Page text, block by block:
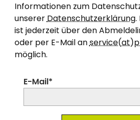
Informationen zum
unsererDatenschutzerklärung.
ist jederzeit über den
oder per E-Mail an
möglich.
E-Mail*